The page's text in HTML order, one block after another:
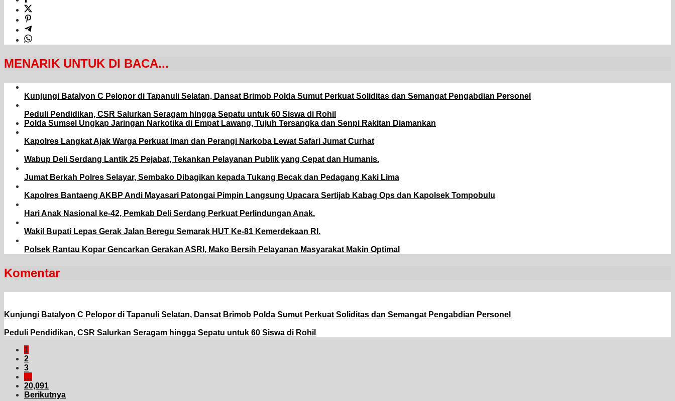
MENARIK UNTUK DI BACA...
Kunjungi Batalyon C Pelopor di Tapanuli Selatan, Dansat Brimob Polda Sumut Perkuat Soliditas dan Semangat Pengabdian Personel
Peduli Pendidikan, CSR Salurkan Seragam hingga Sepatu untuk 60 Siswa di Rohil
Polda Sumsel Ungkap Jaringan Narkotika di Empat Lawang, Tujuh Tersangka dan Senpi Rakitan Diamankan
Kapolres Langkat Ajak Warga Perkuat Iman dan Perangi Narkoba Lewat Safari Jumat Curhat
Wabup Deli Serdang Lantik 25 Pejabat, Tekankan Pelayanan Publik yang Cepat dan Humanis.
Jumat Berkah Polres Selayar, Sembako Dibagikan kepada Tukang Becak dan Pedagang Kaki Lima
Kapolres Bantaeng AKBP Andi Mayasari Patongai Pimpin Langsung Upacara Sertijab Kabag Ops dan Kapolsek Tompobulu
Hari Anak Nasional ke-42, Pemkab Deli Serdang Perkuat Perlindungan Anak.
Wakil Bupati Lepas Gerak Jalan Beregu Semarak HUT Ke-81 Kemerdekaan RI.
Polsek Rantau Kopar Gencarkan Gerakan ASRI, Mako Bersih Pelayanan Masyarakat Makin Optimal
Komentar
Kunjungi Batalyon C Pelopor di Tapanuli Selatan, Dansat Brimob Polda Sumut Perkuat Soliditas dan Semangat Pengabdian Personel
Peduli Pendidikan, CSR Salurkan Seragam hingga Sepatu untuk 60 Siswa di Rohil
1
2
3
…
20,091
Berikutnya